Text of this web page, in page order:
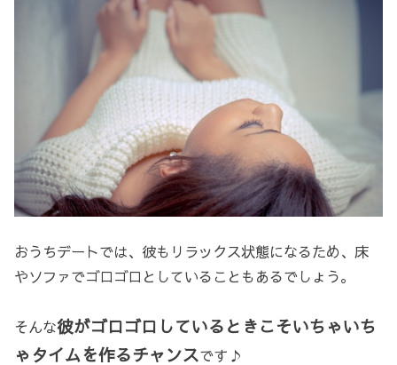
おうちデートでは、彼もリラックス状態になるため、床
やソファでゴロゴロとしていることもあるでしょう。
そんな彼がゴロゴロしているときこそいちゃいち
ゃタイムを作るチャンスです♪